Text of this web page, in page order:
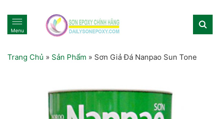
Menu
Trang Chủ » Sản Phẩm » Sơn Giả Đá Nanpao Sun Tone